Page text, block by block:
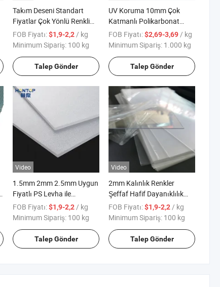
Takım Deseni Standart
Fiyatlar Çok Yönlü Renkli
Çatı Polikarbonat Levhaları
FOB Fiyatı:$1,9-2,2 / kg
Minimum Sipariş: 100 kg
Talep Gönder
UV Koruma 10mm Çok
Katmanlı Polikarbonat
Levha Boş Yapı Çatı ve
Tenteler için
FOB Fiyatı:$2,69-3,69 / kg
Minimum Sipariş: 1.000 kg
Talep Gönder
Video
1.5mm 2mm 2.5mm Uygun
Fiyatlı PS Levha ile
İzolasyonlu LED Işık
FOB Fiyatı:$1,9-2,2 / kg
Minimum Sipariş: 100 kg
Talep Gönder
Video
2mm Kalınlık Renkler
Şeffaf Hafif Dayanıklılık
Geri Dönüşüm Plastik Pet
Levha
FOB Fiyatı:$1,9-2,2 / kg
Minimum Sipariş: 100 kg
Talep Gönder